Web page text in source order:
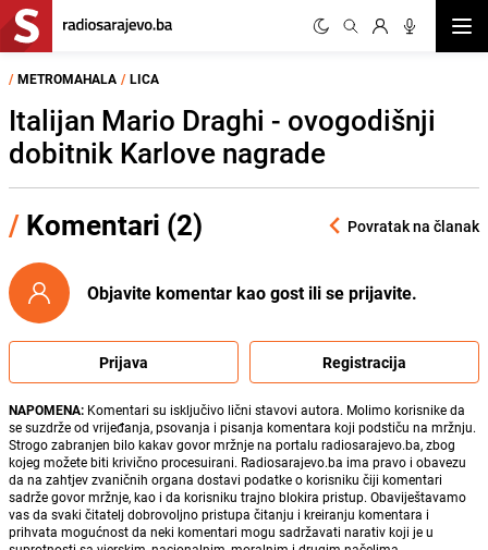
/ METROMAHALA / LICA
Italijan Mario Draghi - ovogodišnji
dobitnik Karlove nagrade
/ Komentari (2) Povratak na članak
Objavite komentar kao gost ili se prijavite.
Prijava Registracija
NAPOMENA: Komentari su isključivo lični stavovi autora. Molimo korisnike da
se suzdrže od vrijeđanja, psovanja i pisanja komentara koji podstiču na mržnju.
Strogo zabranjen bilo kakav govor mržnje na portalu radiosarajevo.ba, zbog
kojeg možete biti krivično procesuirani. Radiosarajevo.ba ima pravo i obavezu
da na zahtjev zvaničnih organa dostavi podatke o korisniku čiji komentari
sadrže govor mržnje, kao i da korisniku trajno blokira pristup. Obaviještavamo
vas da svaki čitatelj dobrovoljno pristupa čitanju i kreiranju komentara i
prihvata mogućnost da neki komentari mogu sadržavati narativ koji je u